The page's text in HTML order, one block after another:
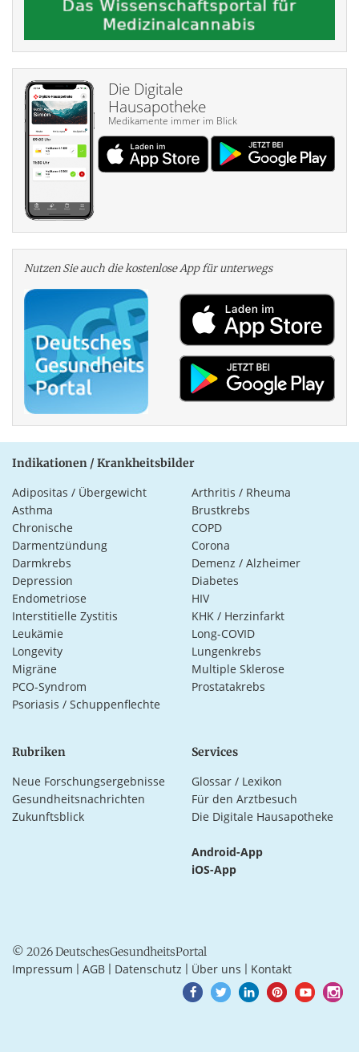
Die Digitale
Hausapotheke
Medikamente immer im Blick
Nutzen Sie auch die kosten­lose App für unterwegs
Indikationen / Krankheitsbilder
Adipositas / Übergewicht
Arthritis / Rheuma
Asthma
Brustkrebs
Chronische
Darmentzündung
COPD
Corona
Darmkrebs
Demenz / Alzheimer
Depression
Diabetes
Endometriose
HIV
Interstitielle Zystitis
KHK / Herzinfarkt
Leukämie
Long-COVID
Longevity
Lungenkrebs
Migräne
Multiple Sklerose
PCO-Syndrom
Prostatakrebs
Psoriasis / Schuppenflechte
Rubriken
Neue Forschungsergebnisse
Gesundheitsnachrichten
Zukunftsblick
Services
Glossar / Lexikon
Für den Arztbesuch
Die Digitale Hausapotheke
Android-App
iOS-App
© 2026 DeutschesGesundheitsPortal
Impressum AGB Datenschutz Über uns Kontakt